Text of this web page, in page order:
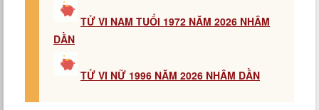
TỬ VI NAM TUỔI 1972 NĂM 2026 NHÂM
DẦN
TỬ VI NỮ 1996 NĂM 2026 NHÂM DẦN